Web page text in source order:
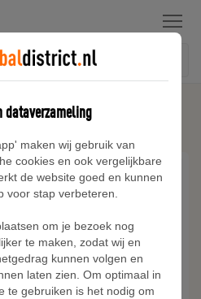
Menu
Trefoil
dataverzameling
maken wij gebruik van
cookies en ook vergelijkbare
de website goed en kunnen
voor stap verbeteren.
om je bezoek nog
te maken, zodat wij en
kunnen volgen en
laten zien. Om optimaal in
te gebruiken is het nodig om